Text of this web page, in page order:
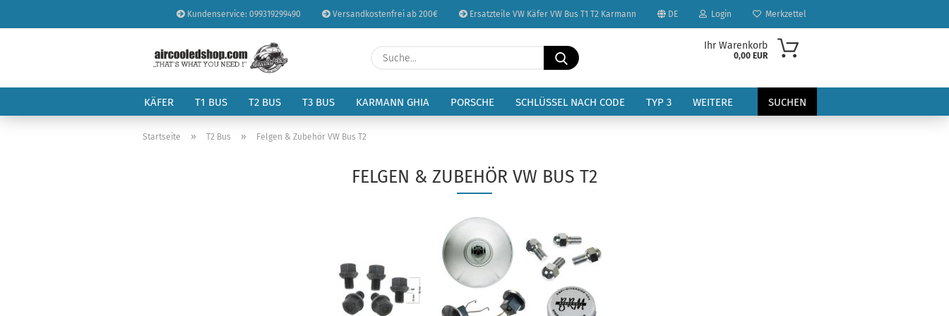
Kundenservice: 099319299490 Versandkostenfrei ab 200€ Ersatzteile VW Käfer VW Bus T1 T2 Karmann DE
Sprache auswählen
Lieferland
Login
Passwort vergessen?
Merkzettel
Suche...
Ihr Warenkorb
0,00 EUR
KÄFER T1 BUS T2 BUS T3 BUS KARMANN GHIA PORSCHE SCHLÜSSEL NACH CODE TYP 3 SUCHEN
WEITERE
Startseite » T2 Bus » Felgen & Zubehör VW Bus T2
FELGEN & ZUBEHÖR VW BUS T2